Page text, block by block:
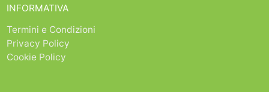
INFORMATIVA
Termini e Condizioni
Privacy Policy
Cookie Policy